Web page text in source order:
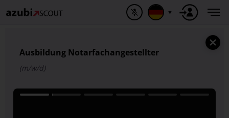
▼
Ausbildung Notarfachangestellter
(m/w/d)